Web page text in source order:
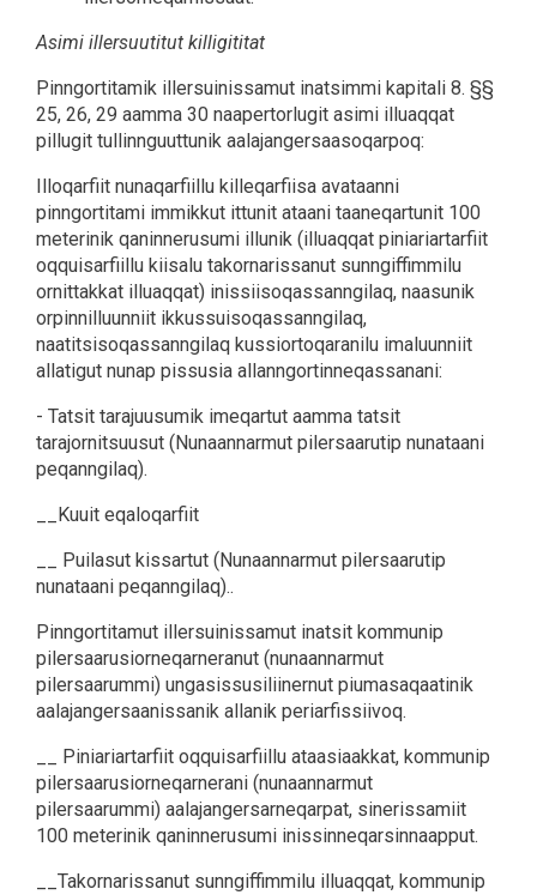
Asimi illersuutitut killigititat
Pinngortitamik illersuinissamut inatsimmi kapitali 8. §§
25, 26, 29 aamma 30 naapertorlugit asimi illuaqqat
pillugit tullinnguuttunik aalajangersaasoqarpoq:
Illoqarfiit nunaqarfiillu killeqarfiisa avataanni
pinngortitami immikkut ittunit ataani taaneqartunit 100
meterinik qaninnerusumi illunik (illuaqqat piniariartarfiit
oqquisarfiillu kiisalu takornarissanut sunngiffimmilu
ornittakkat illuaqqat) inissiisoqassanngilaq, naasunik
orpinnilluunniit ikkussuisoqassanngilaq,
naatitsisoqassanngilaq kussiortoqaranilu imaluunniit
allatigut nunap pissusia allanngortinneqassanani:
- Tatsit tarajuusumik imeqartut aamma tatsit
tarajornitsuusut (Nunaannarmut pilersaarutip nunataani
peqanngilaq).
__Kuuit eqaloqarfiit
__ Puilasut kissartut (Nunaannarmut pilersaarutip
nunataani peqanngilaq)..
Pinngortitamut illersuinissamut inatsit kommunip
pilersaarusiorneqarneranut (nunaannarmut
pilersaarummi) ungasissusiliinernut piumasaqaatinik
aalajangersaanissanik allanik periarfissiivoq.
__ Piniariartarfiit oqquisarfiillu ataasiaakkat, kommunip
pilersaarusiorneqarnerani (nunaannarmut
pilersaarummi) aalajangersarneqarpat, sinerissamiit
100 meterinik qaninnerusumi inissinneqarsinnaapput.
__Takornarissanut sunngiffimmilu illuaqqat, kommunip